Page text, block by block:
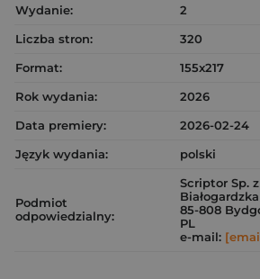
Wydanie:
2
Liczba stron:
320
Format:
155x217
Rok wydania:
2026
Data premiery:
2026-02-24
Język wydania:
polski
Podmiot
odpowiedzialny:
Scriptor Sp. z
85-808
PL
e-mail: